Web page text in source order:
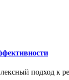
подход к